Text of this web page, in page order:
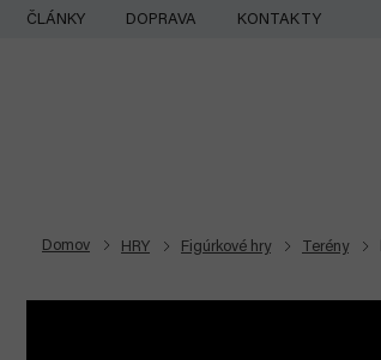
Prejsť
ČLÁNKY DOPRAVA KONTAKTY
Domov HRY Figúrkové hry Terény